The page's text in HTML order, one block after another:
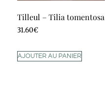
Tilleul – Tilia tomentosa
31.60€
AJOUTER AU PANIER